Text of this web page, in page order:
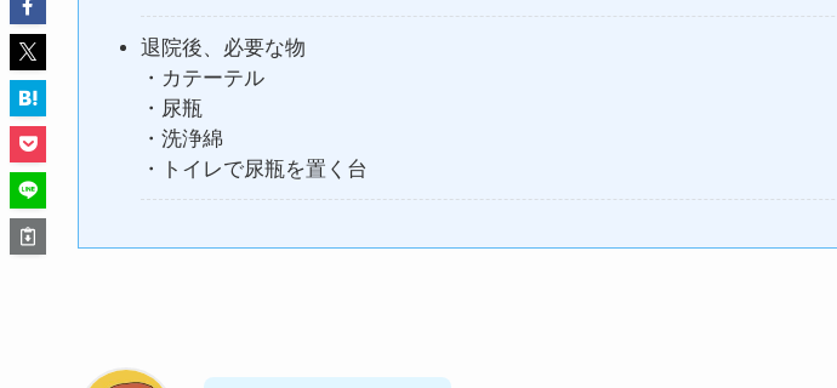
退院後、必要な物
・カテーテル
・尿瓶
・洗浄綿
・トイレで尿瓶を置く台